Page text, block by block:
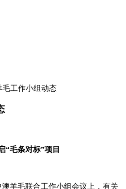
毛工作小组动态
“毛条对标”项目
羊毛联合工作小组会议上，有关